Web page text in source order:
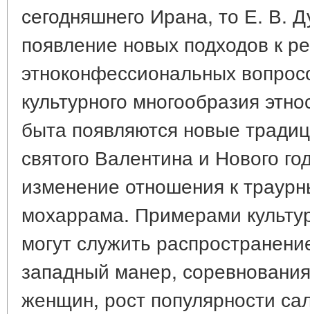
сегодняшнего Ирана, то Е. В.
появление новых подходов к
этноконфессиональных
культурного многообразия
быта появляются новые
святого Валентина и Нового
изменение отношения к
мохаррама. Примерами
могут служить
западный манер,
женщин, рост популярности